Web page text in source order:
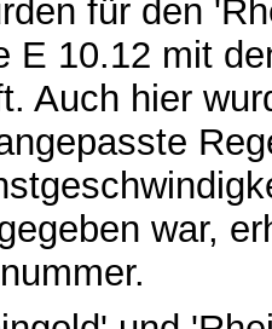
für den
E 10.12 mit
Auch hier
war,